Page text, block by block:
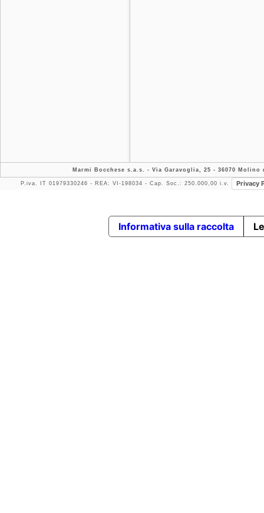
Marmi Bocchese s.a.s. - Via Garavoglia, 25 - 36070 Molino
P.iva. IT 01979330246 - REA: VI-198034 - Cap. Soc.: 250.000,00 i.v. Privacy
Informativa sulla raccolta